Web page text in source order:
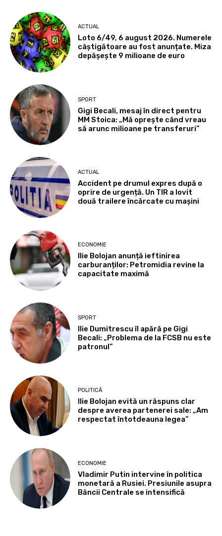
ACTUAL
Loto 6/49, 6 august 2026. Numerele
câștigătoare au fost anunțate. Miza
depășește 9 milioane de euro
SPORT
Gigi Becali, mesaj în direct pentru
MM Stoica: „Mă oprește când vreau
să arunc milioane pe transferuri”
ACTUAL
Accident pe drumul expres după o
oprire de urgență. Un TIR a lovit
două trailere încărcate cu mașini
ECONOMIE
Ilie Bolojan anunță ieftinirea
carburanților: Petromidia revine la
capacitate maximă
SPORT
Ilie Dumitrescu îl apără pe Gigi
Becali: „Problema de la FCSB nu este
patronul”
POLITICĂ
Ilie Bolojan evită un răspuns clar
despre averea partenerei sale: „Am
respectat întotdeauna legea”
ECONOMIE
Vladimir Putin intervine în politica
monetară a Rusiei. Presiunile asupra
Băncii Centrale se intensifică